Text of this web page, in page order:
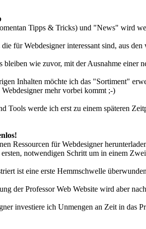
Tipps & Tricks) und "News" wird
für Webdesigner interessant sind, aus
wie zuvor, mit der Ausnahme einer
Inhalten möchte ich das "Sortiment"
mehr vorbei kommt ;-)
Tools werde ich erst zu einem späteren
Ressourcen für Webdesigner
notwendigen Schritt um in einem
ist eine erste Hemmschwelle
der Professor Web Website wird aber
investiere ich Unmengen an Zeit in das